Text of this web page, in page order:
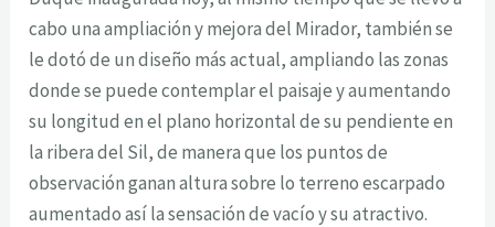
cabo una ampliación y mejora del Mirador, también se
le dotó de un diseño más actual, ampliando las zonas
donde se puede contemplar el paisaje y aumentando
su longitud en el plano horizontal de su pendiente en
la ribera del Sil, de manera que los puntos de
observación ganan altura sobre lo terreno escarpado
aumentado así la sensación de vacío y su atractivo.